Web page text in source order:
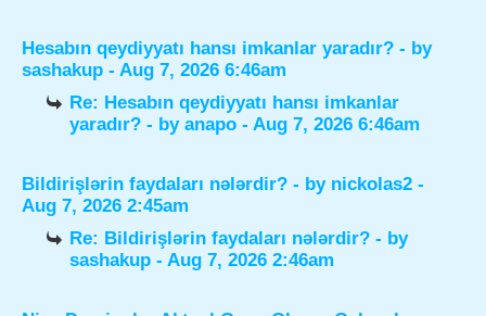
Hesabın qeydiyyatı hansı imkanlar yaradır? - by
sashakup - Aug 7, 2026 6:46am
Re: Hesabın qeydiyyatı hansı imkanlar
yaradır? - byanapo - Aug 7, 2026 6:46am
Bildirişlərin faydaları nələrdir? - by nickolas2 -
Aug 7, 2026 2:45am
Re: Bildirişlərin faydaları nələrdir? - by
sashakup - Aug 7, 2026 2:46am